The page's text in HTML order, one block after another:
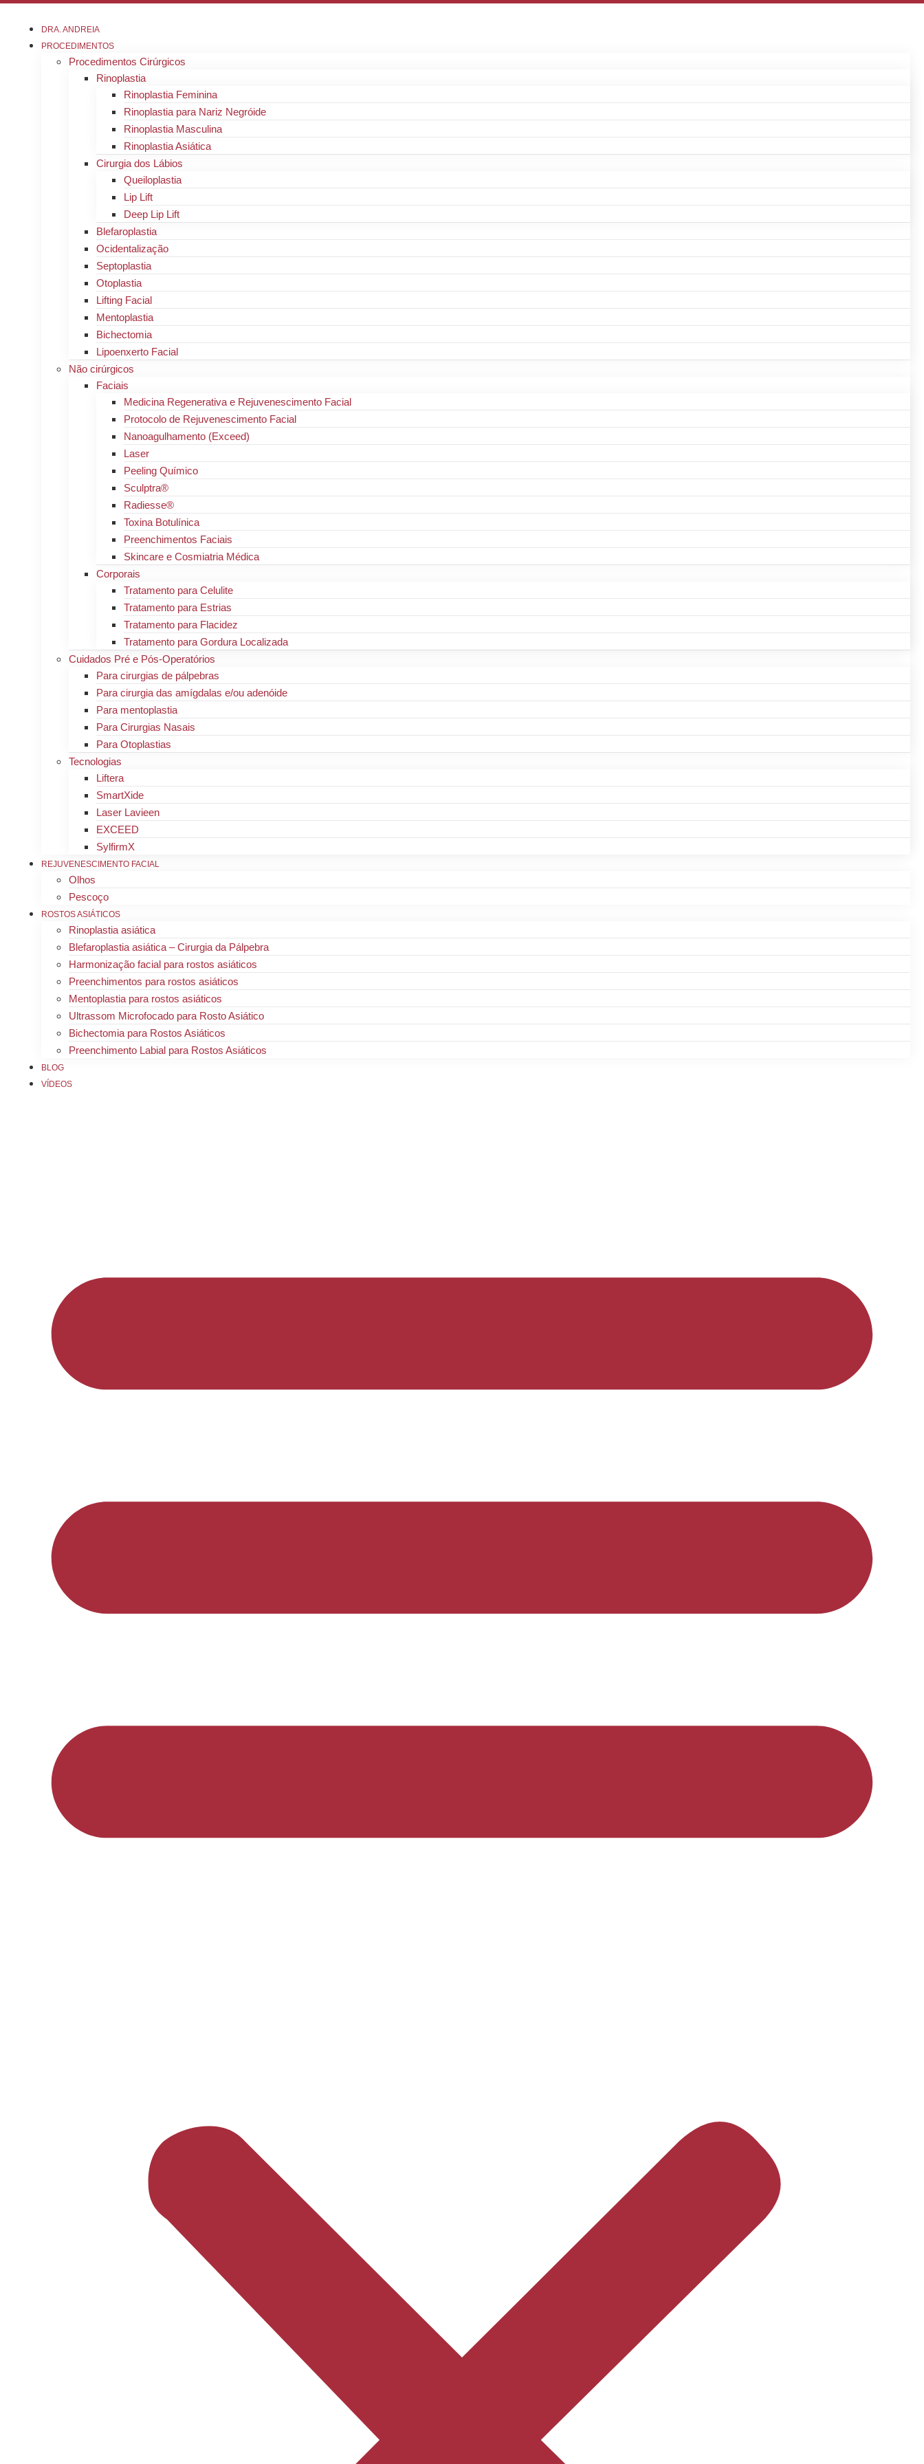
Ir
DRA. ANDREIA
PROCEDIMENTOS
Procedimentos Cirúrgicos
Rinoplastia
Rinoplastia Feminina
Rinoplastia para Nariz Negróide
Rinoplastia Masculina
Rinoplastia Asiática
Cirurgia dos Lábios
Queiloplastia
Lip Lift
Deep Lip Lift
Blefaroplastia
Ocidentalização
Septoplastia
Otoplastia
Lifting Facial
Mentoplastia
Bichectomia
Lipoenxerto Facial
Não cirúrgicos
Faciais
Medicina Regenerativa e Rejuvenescimento Facial
Protocolo de Rejuvenescimento Facial
Nanoagulhamento (Exceed)
Laser
Peeling Químico
Sculptra®
Radiesse®
Toxina Botulínica
Preenchimentos Faciais
Skincare e Cosmiatria Médica
Corporais
Tratamento para Celulite
Tratamento para Estrias
Tratamento para Flacidez
Tratamento para Gordura Localizada
Cuidados Pré e Pós-Operatórios
Para cirurgias de pálpebras
Para cirurgia das amígdalas e/ou adenóide
Para mentoplastia
Para Cirurgias Nasais
Para Otoplastias
Tecnologias
Liftera
SmartXide
Laser Lavieen
EXCEED
SylfirmX
REJUVENESCIMENTO FACIAL
Olhos
Pescoço
ROSTOS ASIÁTICOS
Rinoplastia asiática
Blefaroplastia asiática – Cirurgia da Pálpebra
Harmonização facial para rostos asiáticos
Preenchimentos para rostos asiáticos
Mentoplastia para rostos asiáticos
Ultrassom Microfocado para Rosto Asiático
Bichectomia para Rostos Asiáticos
Preenchimento Labial para Rostos Asiáticos
BLOG
VÍDEOS